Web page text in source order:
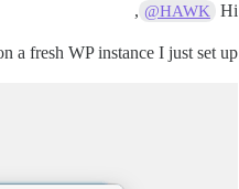
Hi
@HAWK
,
a fresh WP instance I just set up: